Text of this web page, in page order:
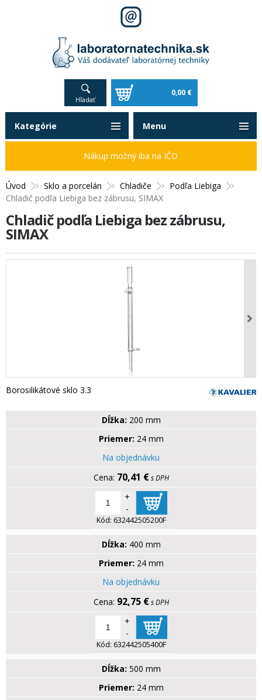
Hľadať
0,00 €
Úvod Sklo a porcelán Chladiče
Podľa Liebiga
Chladič podľa Liebiga bez zábrusu, SIMAX
Chladič podľa Liebiga bez zábrusu,
SIMAX
Borosilikátové sklo 3.3
Dĺžka: 200 mm
Priemer: 24 mm
Na objednávku
70,41 € s DPH
+
-
Kód: 632442505200F
Dĺžka: 400 mm
Priemer: 24 mm
Na objednávku
92,75 € s DPH
+
-
Kód: 632442505400F
Dĺžka: 500 mm
Priemer: 24 mm
Kategórie
Nákup možný iba na IČO
Menu